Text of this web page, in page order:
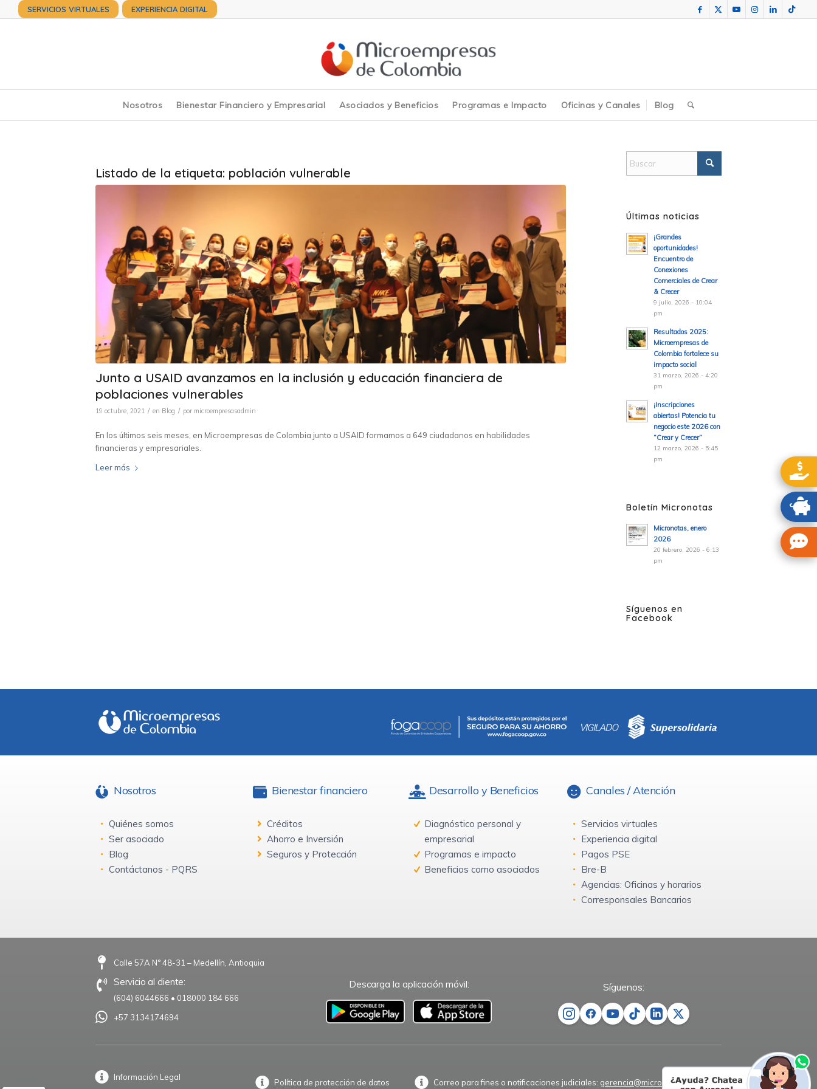
SERVICIOS VIRTUALES EXPERIENCIA DIGITAL
Nosotros Bienestar Financiero y Empresarial Asociados y Beneficios Programas e Impacto Oficinas y Canales Blog
Listado de la etiqueta: población vulnerable
Junto a USAID avanzamos en la inclusión y educación financiera de
poblaciones vulnerables
19 octubre, 2021 / en Blog / por microempresasadmin
En los últimos seis meses, en Microempresas de Colombia junto a USAID formamos a 649 ciudadanos en habilidades
financieras y empresariales.
Leer más
Últimas noticias
¡Grandes
oportunidades!
Encuentro de
Conexiones
Comerciales de Crear
& Crecer
9 julio, 2026 - 10:04
pm
Resultados 2025:
Microempresas de
Colombia fortalece su
impacto social
31 marzo, 2026 - 4:20
pm
¡Inscripciones
abiertas! Potencia tu
negocio este 2026 con
“Crear y Crecer”
12 marzo, 2026 - 5:45
pm
Boletín Micronotas
Micronotas, enero
2026
20 febrero, 2026 - 6:13
pm
Síguenos en
Facebook
Nosotros
Quiénes somos
Ser asociado
Blog
Contáctanos - PQRS
Bienestar financiero
Créditos
Ahorro e Inversión
Seguros y Protección
Desarrollo y Beneficios
Diagnóstico personal y
empresarial
Programas e impacto
Beneficios como asociados
Canales / Atención
Servicios virtuales
Experiencia digital
Pagos PSE
Bre-B
Agencias: Oficinas y horarios
Corresponsales Bancarios
Calle 57A N° 48-31 – Medellín, Antioquia
Servicio al cliente:
(604) 6044666 • 018000 184 666
+57 3134174694
Descarga la aplicación móvil: Síguenos:
Información Legal
Política de protección de datos Correo para fines o notificaciones judiciales: gerencia@microempresas.co